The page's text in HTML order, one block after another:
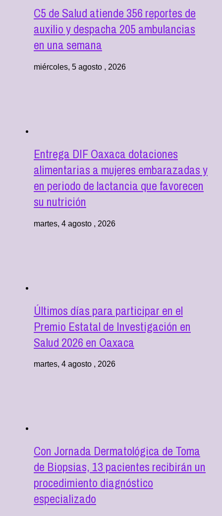
C5 de Salud atiende 356 reportes de
auxilio y despacha 205 ambulancias
en una semana
miércoles, 5 agosto , 2026
Entrega DIF Oaxaca dotaciones
alimentarias a mujeres embarazadas y
en periodo de lactancia que favorecen
su nutrición
martes, 4 agosto , 2026
Últimos días para participar en el
Premio Estatal de Investigación en
Salud 2026 en Oaxaca
martes, 4 agosto , 2026
Con Jornada Dermatológica de Toma
de Biopsias, 13 pacientes recibirán un
procedimiento diagnóstico
especializado